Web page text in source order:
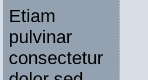
Etiam
pulvinar
consectetur